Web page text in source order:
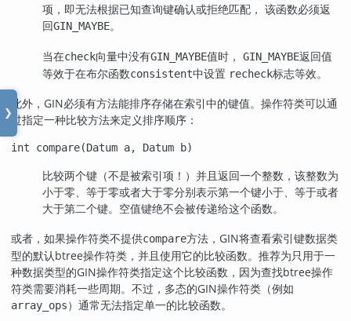
❯
项，即无法根据已知查询键确认或拒绝匹配， 该函数必须返
回GIN_MAYBE。
当在check向量中没有GIN_MAYBE值时， GIN_MAYBE返回值
等效于在布尔函数consistent中设置 recheck标志等效。
此外，GIN必须有方法能排序存储在索引中的键值。操作符类可以通
过指定一种比较方法来定义排序顺序：
int compare(Datum a, Datum b)
比较两个键（不是被索引项！）并且返回一个整数，该整数为
小于零、等于零或者大于零分别表示第一个键小于、等于或者
大于第二个键。空值键绝不会被传递给这个函数。
或者，如果操作符类不提供compare方法，GIN将查看索引键数据类
型的默认btree操作符类，并且使用它的比较函数。推荐为只用于一
种数据类型的GIN操作符类指定这个比较函数，因为查找btree操作
符类需要消耗一些周期。不过，多态的GIN操作符类（例如
array_ops）通常无法指定单一的比较函数。